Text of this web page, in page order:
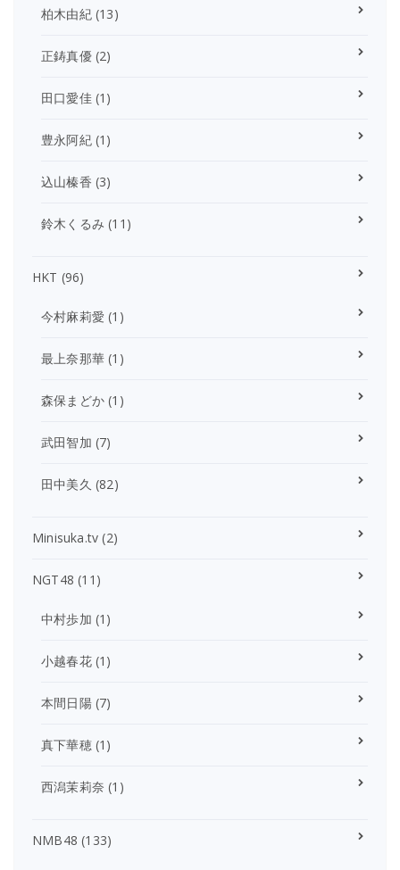
柏木由紀(13)
正鋳真優(2)
田口愛佳(1)
豊永阿紀(1)
込山榛香 (3)
鈴木くるみ (11)
HKT (96)
今村麻莉愛 (1)
最上奈那華 (1)
森保まどか (1)
武田智加 (7)
田中美久 (82)
Minisuka.tv (2)
NGT48 (11)
中村歩加 (1)
小越春花(1)
本間日陽(7)
真下華穂(1)
西潟茉莉奈 (1)
NMB48 (133)